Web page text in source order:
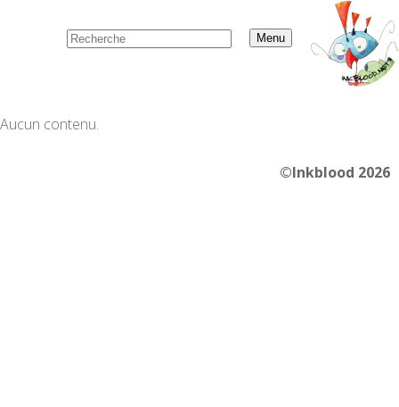
Menu
Aucun contenu.
©Inkblood 2026